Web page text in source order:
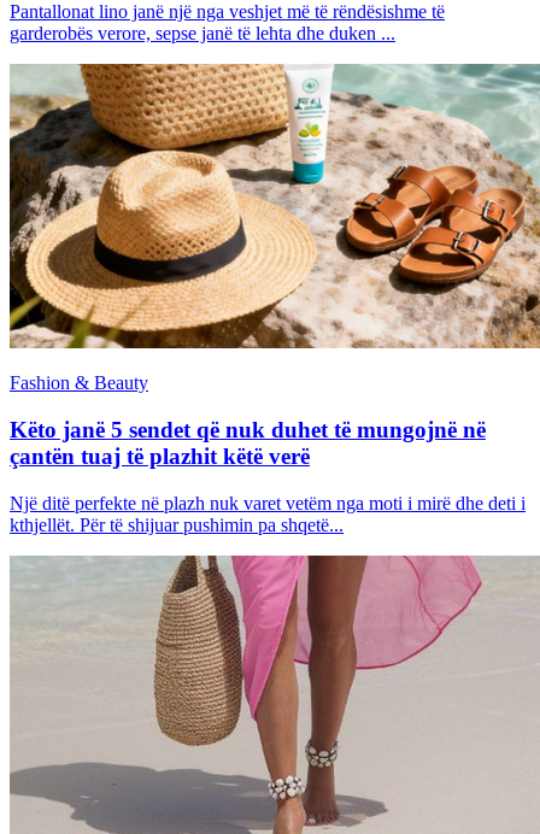
Pantallonat lino janë një nga veshjet më të rëndësishme të
garderobës verore, sepse janë të lehta dhe duken ...
Fashion & Beauty
Këto janë 5 sendet që nuk duhet të mungojnë në
çantën tuaj të plazhit këtë verë
Një ditë perfekte në plazh nuk varet vetëm nga moti i mirë dhe deti i
kthjellët. Për të shijuar pushimin pa shqetë...